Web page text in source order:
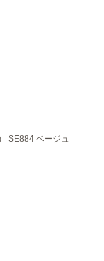
SE884 ベージュ